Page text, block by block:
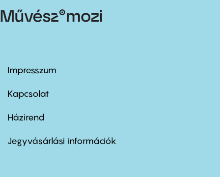
Footer
first
Impresszum
Kapcsolat
Footer
second
Házirend
Jegyvásárlási információk